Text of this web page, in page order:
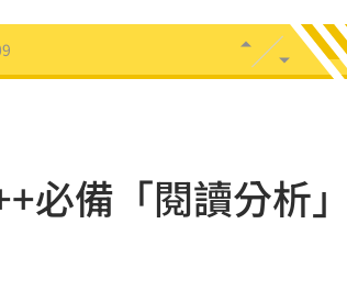
必備「閱讀分